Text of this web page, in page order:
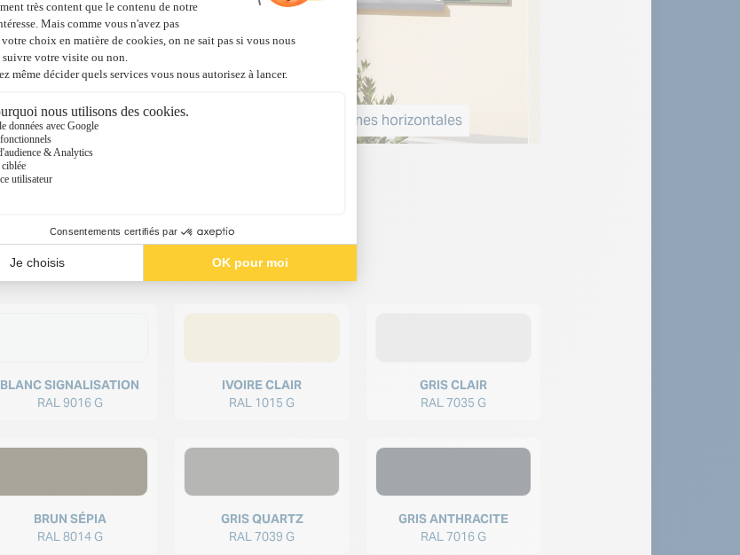
Volets battants à cadre MONTE CARLO lames pleines horizontales
BLANC SIGNALISATION
RAL 9016 G
IVOIRE CLAIR
RAL 1015 G
GRIS CLAIR
RAL 7035 G
BRUN SÉPIA
RAL 8014 G
GRIS QUARTZ
RAL 7039 G
GRIS ANTHRACITE
RAL 7016 G